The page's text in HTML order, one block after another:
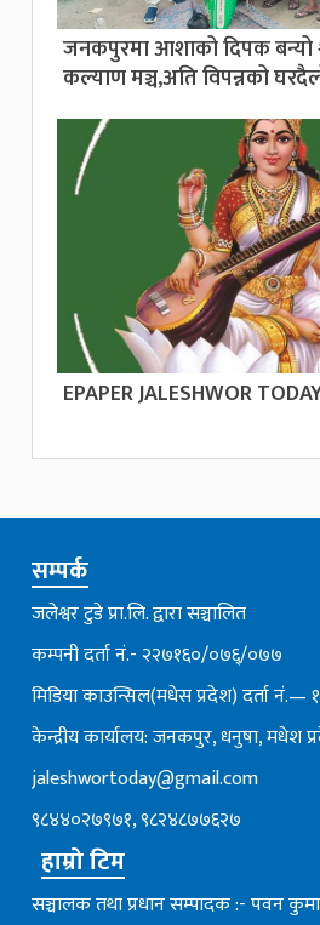
जनकपुरमा आशाको दिपक बन्यो
कल्याण मञ्च,अति विपन्नको
EPAPER JALESHWOR
सम्पर्क
जलेश्वर टुडे प्रा.लि. द्वारा सञ्चालित
कम्पनी दर्ता नं.- २२७१६०/०७६्/०७७
मिडिया काउन्सिल(मधेस प्रदेश) दर्ता
केन्द्रीय कार्यालय: जनकपुर, धनुषा, मधेश
jaleshwortoday@gmail.com
९८४४०२७९७१, ९८२४८७७६२७
हाम्रो टिम
सञ्चालक तथा प्रधान सम्पादक :- पवन